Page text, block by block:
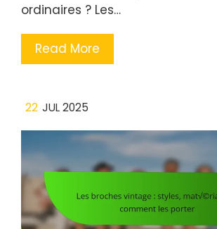
ordinaires ? Les…
Read More
22 JUL 2025